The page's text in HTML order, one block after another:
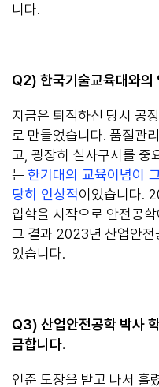
니다.
Q2) 한국기술교육대와의
지금은 퇴직하신 당시 공
로 만들었습니다. 품질관
고, 굉장히 실사구시를 중
는 한기대의 교육이념이
당히 인상적이었습니다.
입학을 시작으로 안전공
그 결과 2023년 산업안전
었습니다.
Q3) 산업안전공학 박사
금합니다.
인준 도장을 받고 나서 흘